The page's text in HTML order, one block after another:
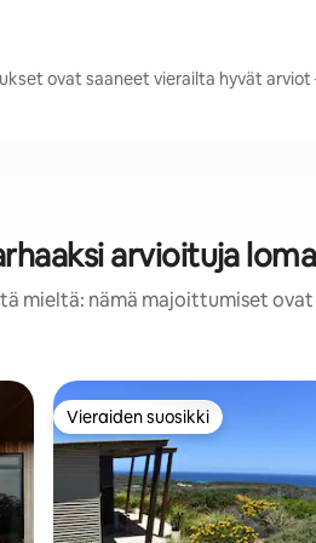
ovat saaneet vierailta hyvät arviot
arvioituja
mieltä: nämä majoittumiset
Vieraiden suosikki
Vieraiden suosikki